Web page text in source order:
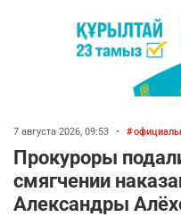
7 августа 2026, 09:53 •
Прокуроры
смягчении
Александры